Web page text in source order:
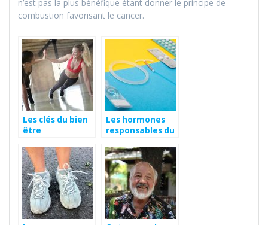
n’est pas la plus bénéfique étant donner le principe de
combustion favorisant le cancer.
Les clés du bien
être
Les hormones
responsables du